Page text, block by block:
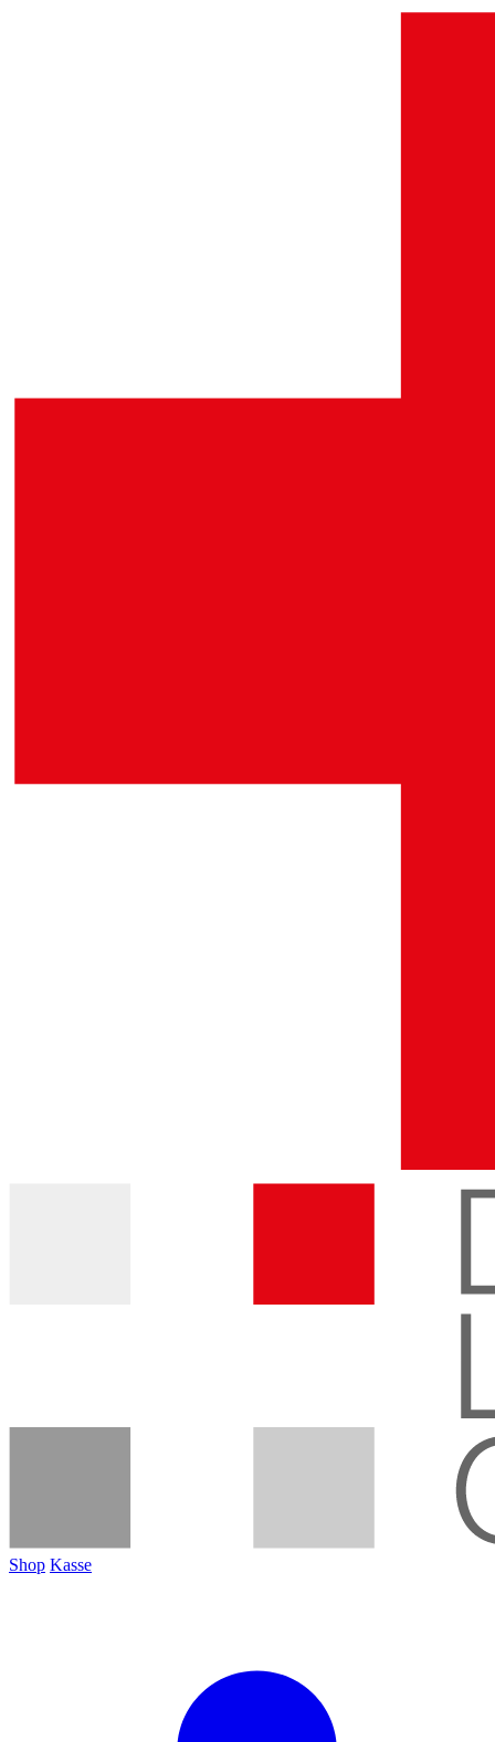
Shop Kasse